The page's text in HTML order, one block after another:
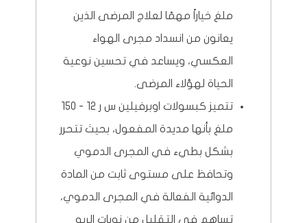
ملغ خياراً مهمًا لعلاج المرضى الذين
يعانون من انسداد مجرى الهواء
العكسي، ويساعد في تحسين نوعية
الحياة لهؤلاء المرضى.
تتميز كبسولات اوبرفيلين س ر 12 - 150
ملغ بأنها مديدة المفعول، بحيث تتحرر
بشكل بطيء في المجرى الدموي
وتحافظ على مستوى ثابت من المادة
الدوائية الفعالة في المجرى الدموي،
تساهم في التقليل من نوبات الربو